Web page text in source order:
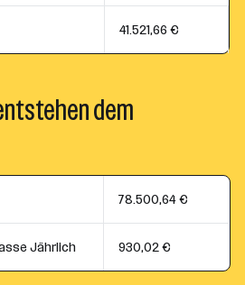
41.521,66 €
dem
78.500,64 €
Jährlich 930,02 €